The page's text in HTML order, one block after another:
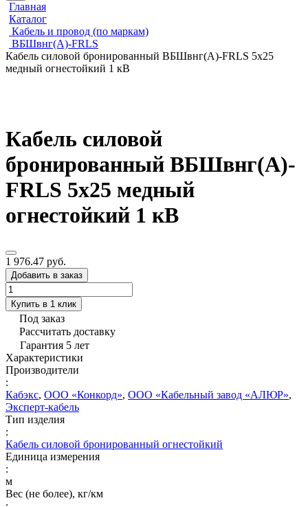
Главная
Каталог
Кабель и провод (по маркам)
ВБШвнг(А)-FRLS
Кабель силовой бронированный ВБШвнг(А)-FRLS 5х25
медный огнестойкий 1 кВ
Кабель силовой
бронированный ВБШвнг(А)-
FRLS 5х25 медный
огнестойкий 1 кВ
1 976.47 руб.
Добавить в заказ
Купить в 1 клик
Под заказ
Рассчитать доставку
Гарантия 5 лет
Характеристики
Производители
:
Кабэкс, ООО «Конкорд», ООО «Кабельный завод «АЛЮР»,
Эксперт-кабель
Тип изделия
:
Кабель силовой бронированный огнестойкий
Единица измерения
:
м
Вес (не более), кг/км